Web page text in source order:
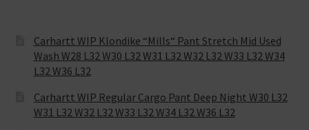
Carhartt WIP Klondike “Mills“ Pant Stretch Mid Used
Wash W28 L32 W30 L32 W31 L32 W32 L32 W33 L32 W34
L32 W36 L32
Carhartt WIP Regular Cargo Pant Deep Night W30 L32
W31 L32 W32 L32 W33 L32 W34 L32 W36 L32